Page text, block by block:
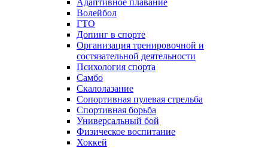
Адаптивное плавание
Волейбол
ГТО
Допинг в спорте
Организация тренировочной и
состязательной деятельности
Психология спорта
Самбо
Скалолазание
Сопортивная пулевая стрельба
Спортивная борьба
Универсальный бой
Физическое воспитание
Хоккей